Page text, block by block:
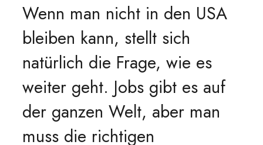
Wenn man nicht in den USA
bleiben kann, stellt sich
natürlich die Frage, wie es
weiter geht. Jobs gibt es auf
der ganzen Welt, aber man
muss die richtigen